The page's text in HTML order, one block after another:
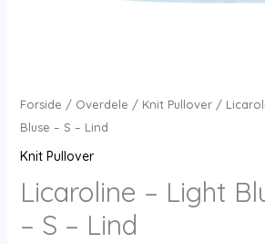
Forside / Overdele / Knit Pullover/
Bluse – S – Lind
Knit Pullover
Licaroline – Light
– S – Lind